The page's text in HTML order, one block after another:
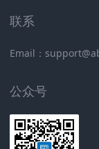
联系
Email：
公众号